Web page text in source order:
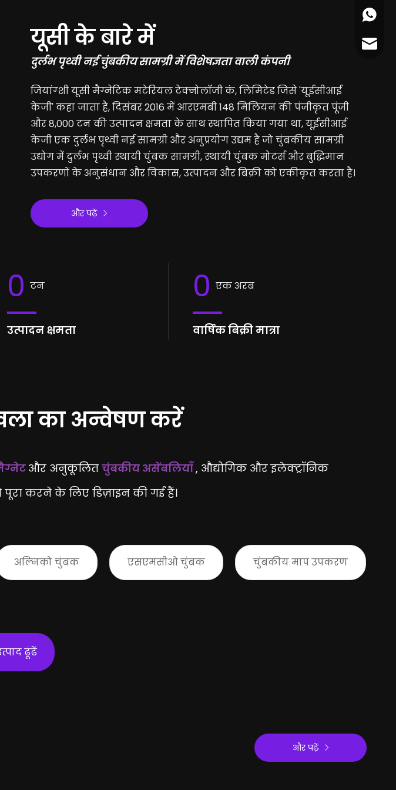
यूसी के बारे में
दुर्लभ पृथ्वी नई चुंबकीय सामग्री में विशेषज्ञता वाली कंपनी
जियांग्शी यूसी मैग्नेटिक मटेरियल टेक्नोलॉजी कं, लिमिटेड जिसे 'यूईसीआई
केजी' कहा जाता है, दिसंबर 2016 में आरएमबी 148 मिलियन की पंजीकृत पूंजी
और 8,000 टन की उत्पादन क्षमता के साथ स्थापित किया गया था, यूईसीआई
केजी एक दुर्लभ पृथ्वी नई सामग्री और अनुप्रयोग उद्यम है जो चुंबकीय सामग्री
उद्योग में दुर्लभ पृथ्वी स्थायी चुंबक सामग्री, स्थायी चुंबक मोटर्स और बुद्धिमान
उपकरणों के अनुसंधान और विकास, उत्पादन और बिक्री को एकीकृत करता है।
और पढ़ें
0 टन
उत्पादन क्षमता
0 एक अरब
वार्षिक बिक्री मात्रा
का अन्वेषण करें
और अनुकूलित चुंबकीय असेंबलियाँ, औद्योगिक और इलेक्ट्रॉनिक
करने के लिए डिज़ाइन की गई हैं।
अल्निको चुंबक एसएमसीओ चुंबक चुंबकीय माप उपकरण
ढूंढें
और पढ़ें
+86